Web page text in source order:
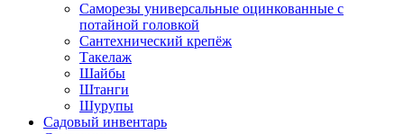
Саморезы универсальные оцинкованные с
потайной головкой
Сантехнический крепёж
Такелаж
Шайбы
Штанги
Шурупы
Садовый инвентарь